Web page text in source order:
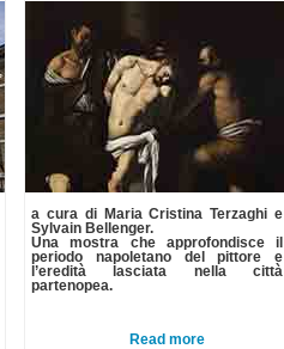
a cura di Maria Cristina Terzaghi e
Sylvain Bellenger.
Una mostra che approfondisce il
periodo napoletano del pittore e
l’eredità lasciata nella città
partenopea.
Read more